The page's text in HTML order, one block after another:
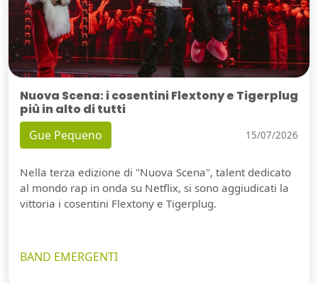
Nuova Scena: i cosentini Flextony e Tigerplug
più in alto di tutti
Gue Pequeno 15/07/2026
Nella terza edizione di "Nuova Scena", talent dedicato
al mondo rap in onda su Netflix, si sono aggiudicati la
vittoria i cosentini Flextony e Tigerplug.
BAND EMERGENTI